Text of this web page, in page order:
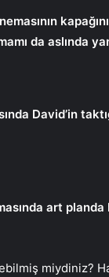
da aslında
David’in
art
miydiniz?